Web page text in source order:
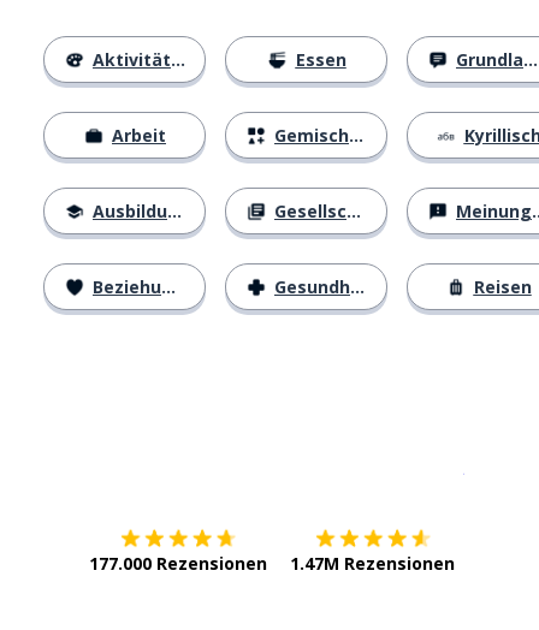
Aktivitäten
Arbeit
Ausbildung
Beziehungen
Essen
Gemischtes
Gesellschaft
Gesundheit
Grundlagen
Meinungen
Reisen
177.000 Rezensionen 1.47M Rezensionen